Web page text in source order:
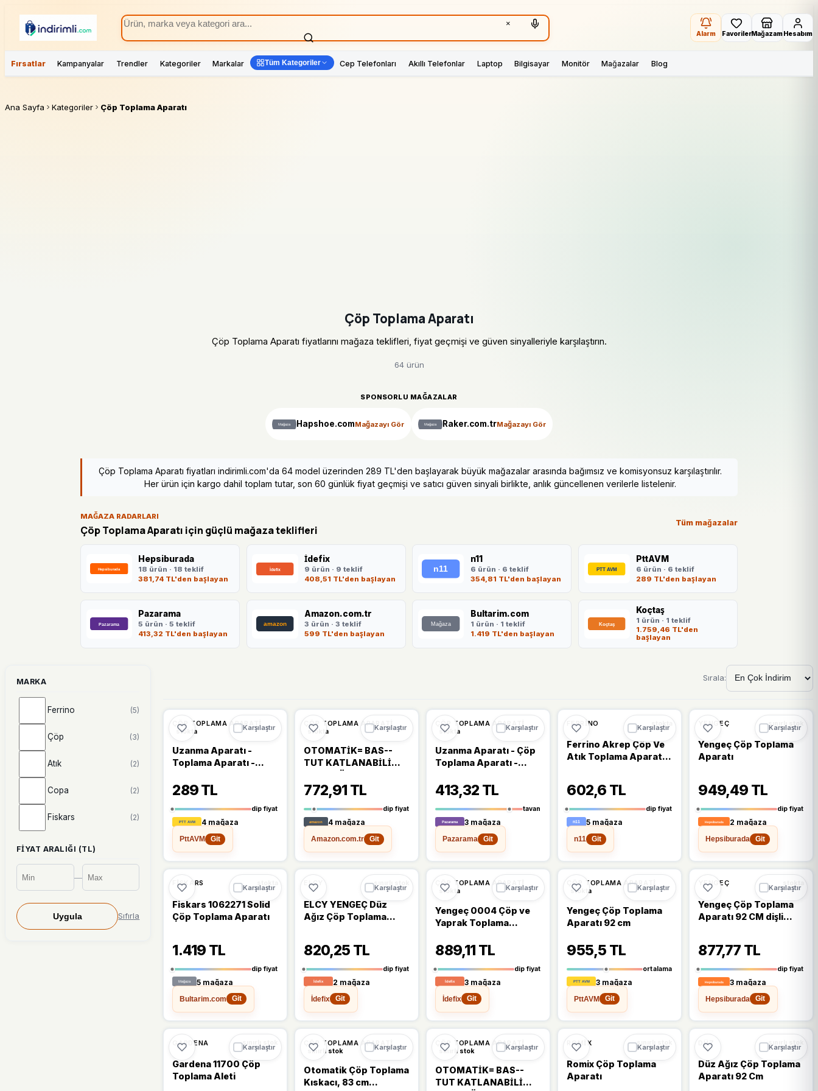
×
Alarm FavorilerMağazamHesabım
Fırsatlar Kampanyalar Trendler Kategoriler Markalar Tüm Kategoriler Cep Telefonları Akıllı Telefonlar Laptop Bilgisayar Monitör Mağazalar Blog
Ana Sayfa Kategoriler Çöp Toplama Aparatı
Çöp Toplama Aparatı
Çöp Toplama Aparatı fiyatlarını mağaza teklifleri, fiyat geçmişi ve güven sinyalleriyle karşılaştırın.
64 ürün
SPONSORLU MAĞAZALAR
Hapshoe.comMağazayı Gör Raker.com.trMağazayı Gör
Çöp Toplama Aparatı fiyatları indirimli.com'da 64 model üzerinden 289 TL'den başlayarak büyük mağazalar arasında bağımsız ve komisyonsuz karşılaştırılır.
Her ürün için kargo dahil toplam tutar, son 60 günlük fiyat geçmişi ve satıcı güven sinyali birlikte, anlık güncellenen verilerle listelenir.
MAĞAZA RADARLARI
Çöp Toplama Aparatı için güçlü mağaza teklifleri
Tüm mağazalar
Hepsiburada
18 ürün · 18 teklif
381,74 TL'den başlayan
İdefix
9 ürün · 9 teklif
408,51 TL'den başlayan
n11
6 ürün · 6 teklif
354,81 TL'den başlayan
PttAVM
6 ürün · 6 teklif
289 TL'den başlayan
Pazarama
5 ürün · 5 teklif
413,32 TL'den başlayan
Amazon.com.tr
3 ürün · 3 teklif
599 TL'den başlayan
Bultarim.com
1 ürün · 1 teklif
1.419 TL'den başlayan
Koçtaş
1 ürün · 1 teklif
1.759,46 TL'den
başlayan
MARKA
Ferrino (5)
Çöp (3)
Atık (2)
Copa (2)
Fiskars (2)
Microcase
Dişli
FIYAT ARALIĞI (TL)
—
Uygula Sıfırla
Sırala:
Karşılaştır
%57 🔥
ÇÖP TOPLAMA APARATI
stokta
Uzanma Aparatı -
Toplama Aparatı -
Cm)
289 TL
dip fiyat
4 mağaza
PttAVM
Git
Karşılaştır
%47 🔥
ÇÖP TOPLAMA APARATI
stokta
OTOMATİK= BAS--
TUT KATLANABİLİ
KISKACI 83CM ÇOK
AMAÇLI TUTACAK
772,91 TL
dip fiyat
4 mağaza
Amazon.com.tr
Git
Karşılaştır
%48 🔥
ÇÖP TOPLAMA APARATI
stokta
Uzanma Aparatı - Çöp
Toplama Aparatı -
Cm)
413,32 TL
tavan
3 mağaza
Pazarama
Git
Karşılaştır
%40 🔥
FERRINO
Ferrino Akrep Çöp Ve
Atık Toplama Aparatı
602,6 TL
dip fiyat
5 mağaza
n11
Git
Karşılaştır
%21 🔥
YENGEÇ sınırlı stok
Yengeç Çöp Toplama
Aparatı
949,49 TL
dip fiyat
2 mağaza
Hepsiburada
Git
Karşılaştır
%19
FISKARS
Fiskars 1062271 Solid
Çöp Toplama Aparatı
1.419 TL
dip fiyat
5 mağaza
Bultarim.com
Git
Karşılaştır
%15
ELCY sınırlı stok
ELCY YENGEÇ Düz
Ağız Çöp Toplama
820,25 TL
dip fiyat
2 mağaza
İdefix
Git
Karşılaştır
%9
ÇÖP TOPLAMA APARATI
stokta
Yengeç 0004 Çöp ve
Yaprak Toplama
Ağız
889,11 TL
dip fiyat
3 mağaza
İdefix
Git
Karşılaştır
ÇÖP TOPLAMA APARATI
stokta
Yengeç Çöp Toplama
Aparatı 92 cm
955,5 TL
ortalama
3 mağaza
PttAVM
Git
Karşılaştır
%6
YENGEÇ
Yengeç Çöp Toplama
Aparatı 92 CM dişli
877,77 TL
dip fiyat
3 mağaza
Hepsiburada
Git
Karşılaştır
GARDENA sınırlı stok
Gardena 11700 Çöp
Toplama Aleti
Karşılaştır
ÇÖP TOPLAMA APARATI
sınırlı stok
Otomatik Çöp Toplama
Kıskacı, 83 cm
Karşılaştır
ÇÖP TOPLAMA APARATI
sınırlı stok
OTOMATİK= BAS--
TUT KATLANABİLİ
Karşılaştır
ROMIX sınırlı stok
Romix Çöp Toplama
Aparatı
Karşılaştır
DÜZ sınırlı stok
Düz Ağız Çöp Toplama
Aparatı 92 Cm